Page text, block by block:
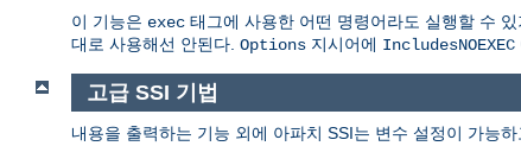
이 기능은 exec 태그에 사용한 어떤 명령어라도 실행할 수
대로 사용해선 안된다. Options 지시어에 IncludesNOEXEC
고급 SSI 기법
내용을 출력하는 기능 외에 아파치 SSI는 변수 설정이 가능